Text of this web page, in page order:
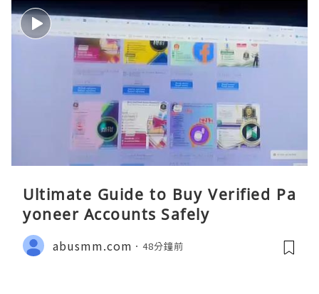
Ultimate Guide to Buy Verified Pa
yoneer Accounts Safely
abusmm.com 48分鐘前